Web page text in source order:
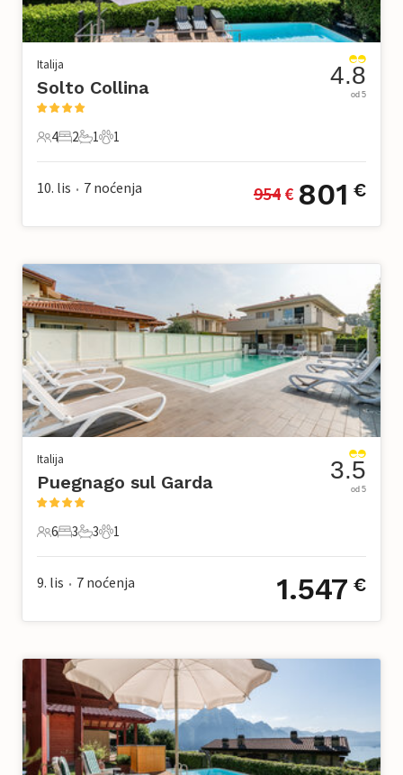
Italija
Solto Collina
4 Gosti
4
2 Spavaće sobe
2
1 Kupaonica
1
1 Kućni ljubimac
1
4.8
od 5
10. lis • 7 noćenja 954 € 801 €
Italija
Puegnago sul Garda
6 Gosti
6
3 Spavaće sobe
3
3 Kupaonice
3
1 Kućni ljubimac
1
3.5
od 5
9. lis • 7 noćenja 1.547 €